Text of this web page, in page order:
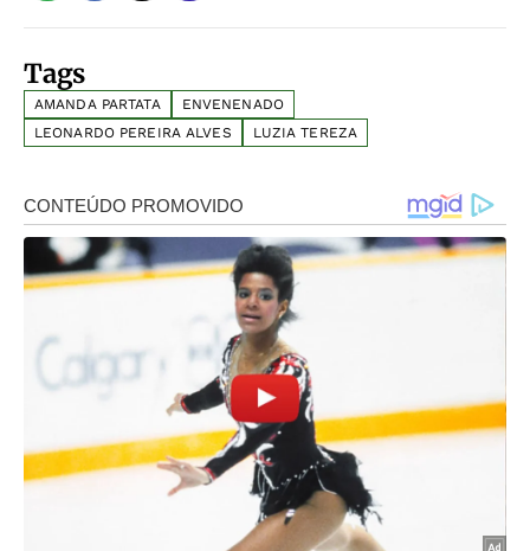
Tags
AMANDA PARTATA
ENVENENADO
LEONARDO PEREIRA ALVES
LUZIA TEREZA